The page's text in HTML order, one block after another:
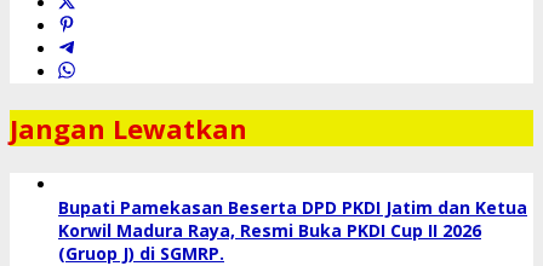
Jangan Lewatkan
Bupati Pamekasan Beserta DPD PKDI Jatim dan Ketua
Korwil Madura Raya, Resmi Buka PKDI Cup II 2026
(Gruop J) di SGMRP.